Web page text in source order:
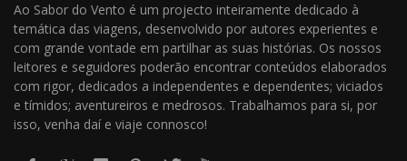
Ao Sabor do Vento é um projecto inteiramente dedicado à
temática das viagens, desenvolvido por autores experientes e
com grande vontade em partilhar as suas histórias. Os nossos
leitores e seguidores poderão encontrar conteúdos elaborados
com rigor, dedicados a independentes e dependentes; viciados
e tímidos; aventureiros e medrosos. Trabalhamos para si, por
isso, venha daí e viaje connosco!